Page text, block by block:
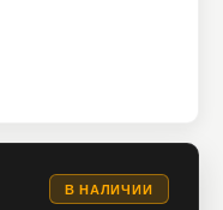
В НАЛИЧИИ